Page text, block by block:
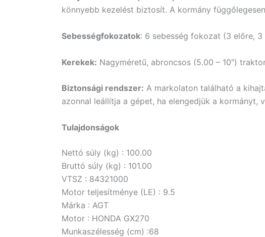
könnyebb kezelést biztosít. A kormány
Sebességfokozatok: 6 sebesség fokozat (3 előre, 3
Kerekek: Nagyméretű, abroncsos (5.00 – 10″)
Biztonsági rendszer: A markolaton található a
azonnal leállítja a gépet, ha elengedjük a
Tulajdonságok
Nettó súly (kg) : 100.00
Bruttó súly (kg) : 101.00
VTSZ : 84321000
Motor teljesítménye (LE) : 9.5
Márka : AGT
Motor : HONDA GX270
Munkaszélesség (cm) :68